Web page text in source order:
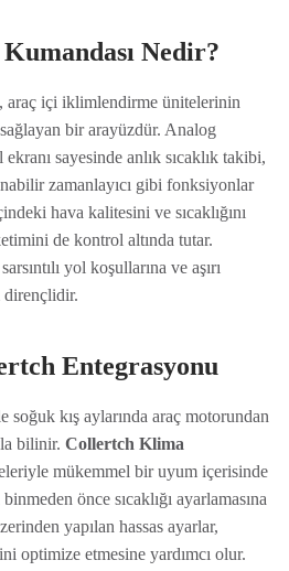
Nedir?
araç içi iklimlendirme ünitelerinin
bir arayüzdür. Analog
sayesinde anlık sıcaklık takibi,
zamanlayıcı gibi fonksiyonlar
hava kalitesini ve sıcaklığını
de kontrol altında tutar.
yol koşullarına ve aşırı
dirençlidir.
Entegrasyonu
soğuk kış aylarında araç motorundan
bilinir. Collertch Klima
mükemmel bir uyum içerisinde
önce sıcaklığı ayarlamasına
yapılan hassas ayarlar,
optimize etmesine yardımcı olur.